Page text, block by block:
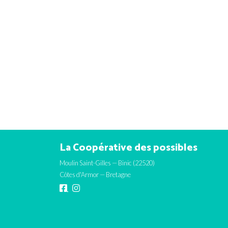
La Coopérative des possibles
Moulin Saint-Gilles — Binic (22520)
Côtes d'Armor — Bretagne